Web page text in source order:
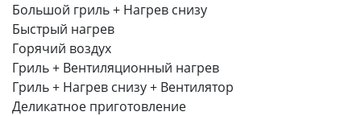
Большой гриль + Нагрев снизу
Быстрый нагрев
Горячий воздух
Гриль + Вентиляционный нагрев
Гриль + Нагрев снизу + Вентилятор
Деликатное приготовление